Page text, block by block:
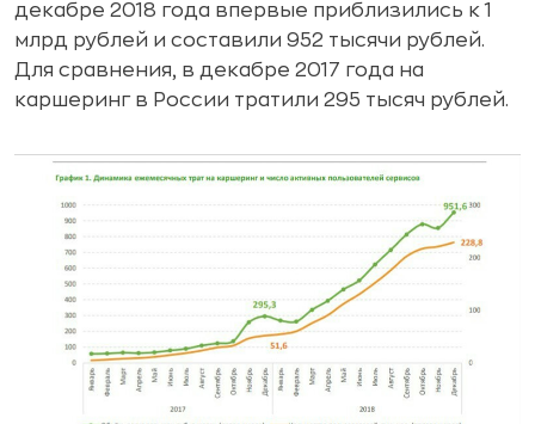
декабре 2018 года впервые приблизились к 1
млрд рублей и составили 952 тысячи рублей.
Для сравнения, в декабре 2017 года на
каршеринг в России тратили 295 тысяч рублей.